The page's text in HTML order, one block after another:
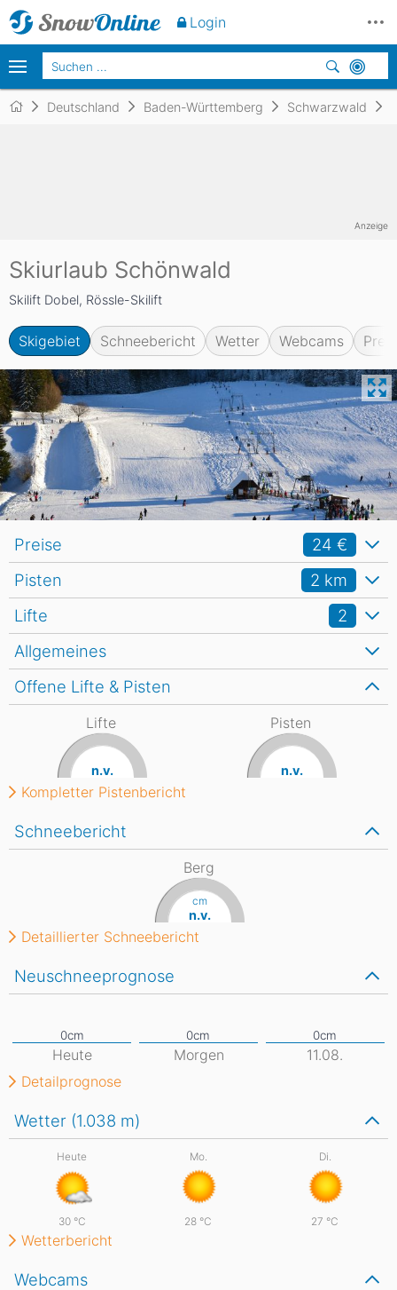
Deutschland Baden-Württemberg Schwarzwald
Skiurlaub Schönwald
Skilift Dobel, Rössle-Skilift
Skigebiet Schneebericht Wetter Webcams
Anzeige
Allgemeines
Lifte 2
Pisten 2 km
Wetter (1.038 m)
Heute
30 °C
Mo.
28 °C
Di.
27 °C
Wetterbericht
Webcams
Schneebericht
Berg
cm
n.v.
Detaillierter Schneebericht
Neuschneeprognose
Heute Morgen
11.08.
Detailprognose
Offene Lifte & Pisten
Lifte
n.v.
Pisten
n.v.
Kompletter Pistenbericht
Preise 24 €
Login